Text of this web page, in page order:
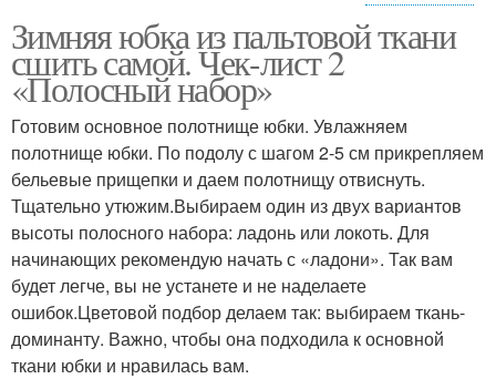
Юбка на осень Осенняя юбка
Длинная юбка Шифоновая юбка
Юбки без выкройки Шерстяная юбка
Зимняя юбка из пальтовой ткани
сшить самой. Чек-лист 2
«Полосный набор»
Готовим основное полотнище юбки. Увлажняем
полотнище юбки. По подолу с шагом 2-5 см прикрепляем
бельевые прищепки и даем полотнищу отвиснуть.
Тщательно утюжим.Выбираем один из двух вариантов
высоты полосного набора: ладонь или локоть. Для
начинающих рекомендую начать с «ладони». Так вам
будет легче, вы не устанете и не наделаете
ошибок.Цветовой подбор делаем так: выбираем ткань-
доминанту. Важно, чтобы она подходила к основной
ткани юбки и нравилась вам.